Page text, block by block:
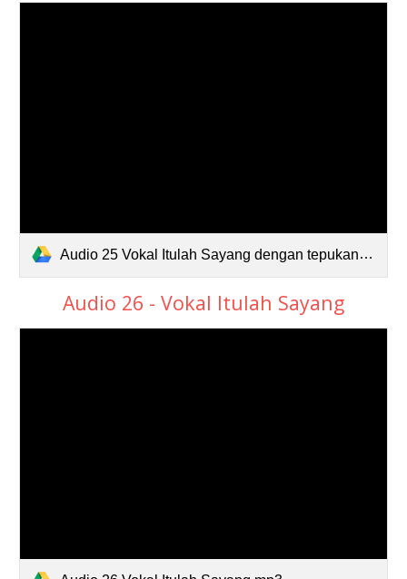
Audio 25 Vokal Itulah Sayang dengan tepukan.mp3
Audio 26 - Vokal Itulah Sayang